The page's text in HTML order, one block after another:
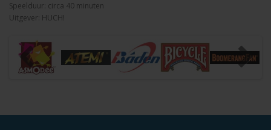
Speelduur: circa 40 minuten
Uitgever: HUCH!